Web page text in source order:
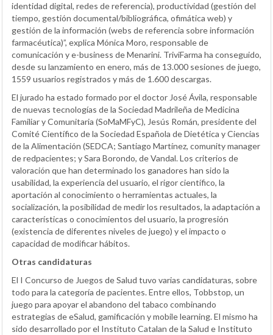
identidad digital, redes de referencia), productividad (gestión del
tiempo, gestión documental/bibliográfica, ofimática web) y
gestión de la información (webs de referencia sobre información
farmacéutica)”, explica Mónica Moro, responsable de
comunicación y e-business de Menarini. TriviFarma ha conseguido,
desde su lanzamiento en enero, más de 13.000 sesiones de juego,
1559 usuarios registrados y más de 1.600 descargas.
El jurado ha estado formado por el doctor José Ávila, responsable
de nuevas tecnologías de la Sociedad Madrileña de Medicina
Familiar y Comunitaria (SoMaMFyC), Jesús Román, presidente del
Comité Científico de la Sociedad Española de Dietética y Ciencias
de la Alimentación (SEDCA; Santiago Martínez, comunity manager
de redpacientes; y Sara Borondo, de Vandal. Los criterios de
valoración que han determinado los ganadores han sido la
usabilidad, la experiencia del usuario, el rigor científico, la
aportación al conocimiento o herramientas actuales, la
socialización, la posibilidad de medir los resultados, la adaptación a
características o conocimientos del usuario, la progresión
(existencia de diferentes niveles de juego) y el impacto o
capacidad de modificar hábitos.
Otras candidaturas
El I Concurso de Juegos de Salud tuvo varias candidaturas, sobre
todo para la categoría de pacientes. Entre ellos, Tobbstop, un
juego para apoyar el abandono del tabaco combinando
estrategias de eSalud, gamificación y mobile learning. El mismo ha
sido desarrollado por el Instituto Catalan de la Salud e Instituto